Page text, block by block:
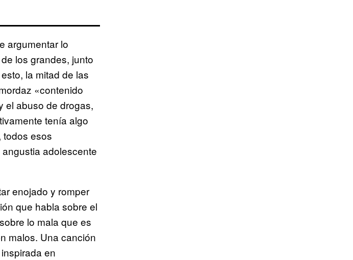
argumentar lo
los grandes, junto
la mitad de las
«contenido
el abuso de drogas,
tenía algo
todos esos
adolescente
enojado y romper
que habla sobre el
lo mala que es
malos. Una canción
en